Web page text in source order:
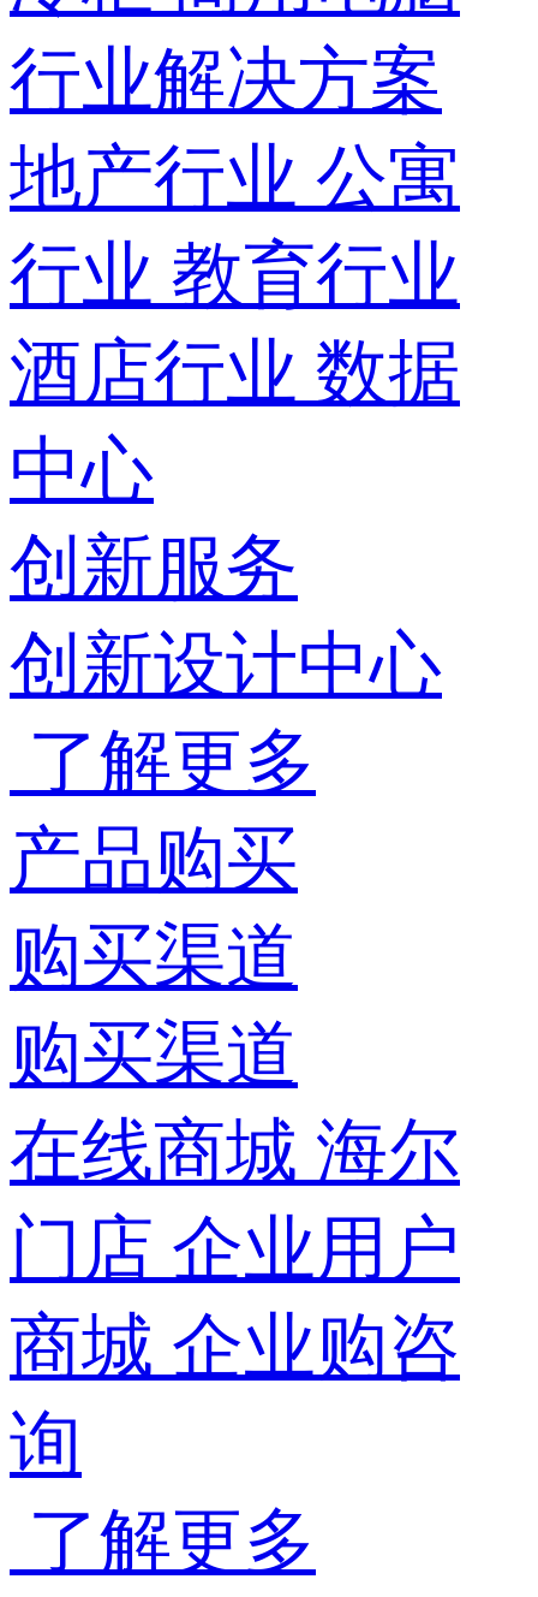
行业解决方案
地产行业 公寓
行业 教育行业
酒店行业 数据
中心
创新服务
创新设计中心
了解更多
产品购买
购买渠道
购买渠道
在线商城 海尔
门店 企业用户
商城 企业购咨
询
了解更多